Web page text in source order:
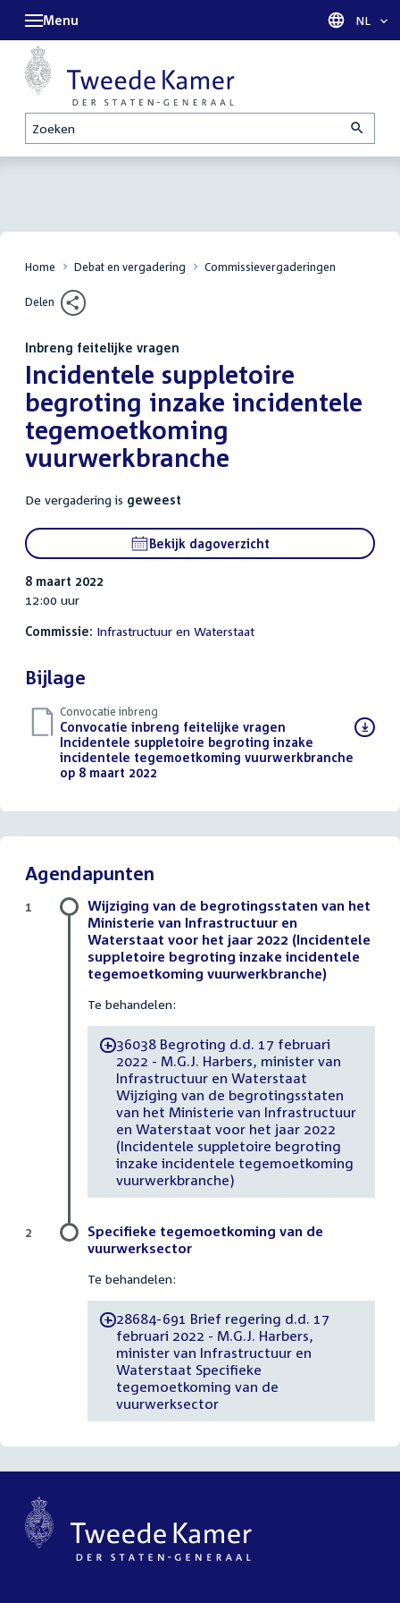
Zoeken
Menu Taal
NL
Home Debat en vergadering Commissievergaderingen
Delen
Inbreng feitelijke vragen
:Incidentele suppletoire
begroting inzake incidentele
tegemoetkoming
vuurwerkbranche
De vergadering is geweest
Bekijk dagoverzicht
8 maart 2022
12:00 uur
Commissie: Infrastructuur en Waterstaat
Bijlage
Convocatie inbreng
Download
bestand:
Convocatie inbreng feitelijke vragen
Incidentele suppletoire begroting inzake
incidentele tegemoetkoming vuurwerkbranche
op 8 maart 2022
Agendapunten
Wijziging van de begrotingsstaten van het
Ministerie van Infrastructuur en
Waterstaat voor het jaar 2022 (Incidentele
suppletoire begroting inzake incidentele
tegemoetkoming vuurwerkbranche)
Te behandelen:
-36038 Begroting d.d. 17 februari
2022 - M.G.J. Harbers, minister van
Infrastructuur en Waterstaat
Wijziging van de begrotingsstaten
van het Ministerie van Infrastructuur
en Waterstaat voor het jaar 2022
(Incidentele suppletoire begroting
inzake incidentele tegemoetkoming
vuurwerkbranche)
1
Specifieke tegemoetkoming van de
vuurwerksector
Te behandelen:
-28684-691 Brief regering d.d. 17
februari 2022 - M.G.J. Harbers,
minister van Infrastructuur en
Waterstaat Specifieke
tegemoetkoming van de
vuurwerksector
2